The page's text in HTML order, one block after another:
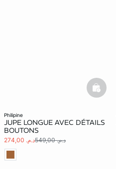
philipine
JUPE LONGUE AVEC DÉTAILS
BOUTONS
د.م. 274,00 د.م. 549,00